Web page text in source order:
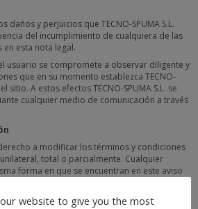
daños y perjuicios que TECNO-SPUMA S.L.
del incumplimiento de cualquiera de las
esta nota legal.
usuario se compromete a observar diligente y
que en su momento establezca TECNO-
sitio. A estos efectos TECNO-SPUMA S.L. se
cualquier medio de comunicación a través
derecho a modificar los términos y condiciones
total o parcialmente. Cualquier
forma en que se encuentran en este aviso
aviso legal coincide, por lo tanto, con el
website to give you the most